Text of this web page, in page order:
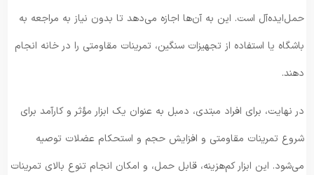
حمل‌ایده‌آل است. این به آن‌ها اجازه می‌دهد تا بدون نیاز به مراجعه به
باشگاه یا استفاده از تجهیزات سنگین، تمرینات مقاومتی را در خانه انجام
دهند.
در نهایت، برای افراد مبتدی، دمبل به عنوان یک ابزار مؤثر و کارآمد برای
شروع تمرینات مقاومتی و افزایش حجم و استحکام عضلات توصیه
می‌شود. این ابزار کم‌هزینه، قابل حمل، و امکان انجام تنوع بالای تمرینات